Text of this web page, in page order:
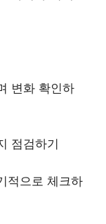
변화 확인하
점검하기
적으로 체크하